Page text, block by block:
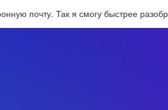
почту. Так я смогу быстрее